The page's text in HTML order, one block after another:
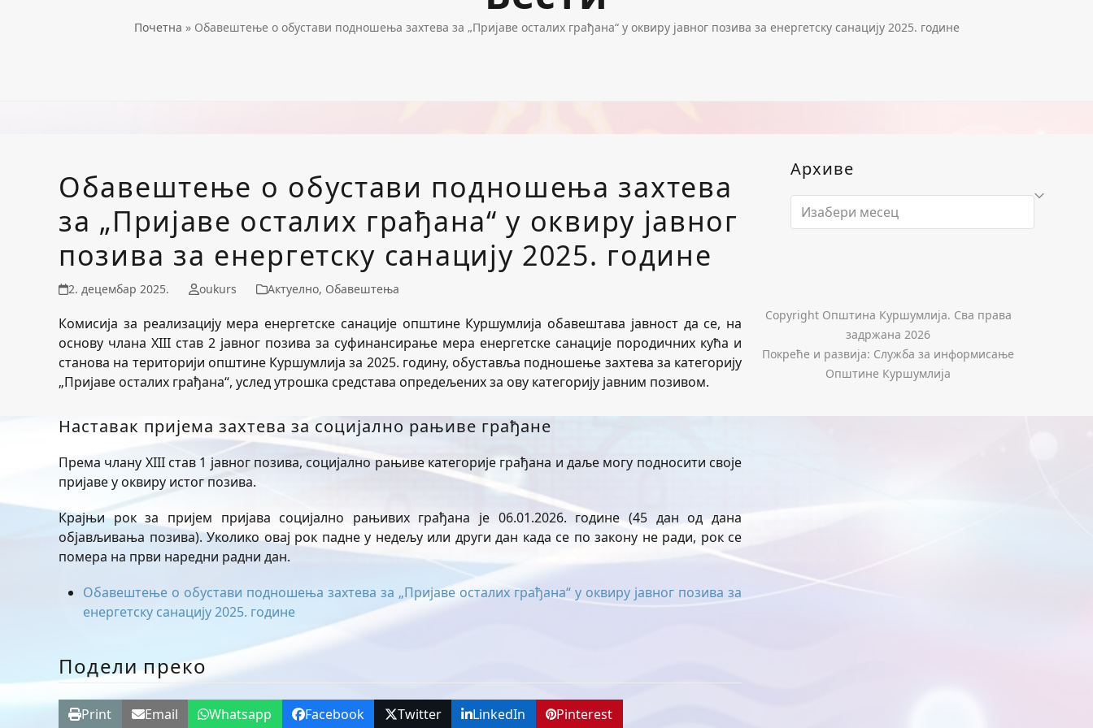
Почетна » Обавештење о обустави подношења захтева за „Пријаве осталих грађана“ у оквиру јавног позива за енергетску санацију 2025. године
Обавештење о обустави подношења захтева
за „Пријаве осталих грађана“ у оквиру јавног
позива за енергетску санацију 2025. године
2. децембар 2025. oukurs Актуелно, Обавештења
Комисија за реализацију мера енергетске санације општине Куршумлија обавештава јавност да се, на
основу члана XIII став 2 јавног позива за суфинансирање мера енергетске санације породичних кућа и
станова на територији општине Куршумлија за 2025. годину, обуставља подношење захтева за категорију
„Пријаве осталих грађана“, услед утрошка средстава опредељених за ову категорију јавним позивом.
Наставак пријема захтева за социјално рањиве грађане
Према члану XIII став 1 јавног позива, социјално рањиве категорије грађана и даље могу подносити своје
пријаве у оквиру истог позива.
Крајњи рок за пријем пријава социјално рањивих грађана је 06.01.2026. године (45 дан од дана
објављивања позива). Уколико овај рок падне у недељу или други дан када се по закону не ради, рок се
помера на први наредни радни дан.
Обавештење о обустави подношења захтева за „Пријаве осталих грађана“ у оквиру јавног позива за
енергетску санацију 2025. године
Подели преко
Print Email Whatsapp Facebook Twitter LinkedIn Pinterest
Архиве
Архиве
Copyright Општина Куршумлија. Сва права
задржана 2026
Покреће и развија: Служба за информисање
Општине Куршумлија